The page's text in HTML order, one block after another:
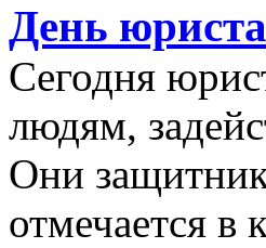
День юриста
Сегодня
людям,
Они
отмечается в